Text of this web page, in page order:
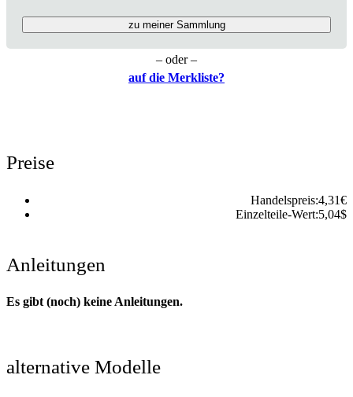
zu meiner Sammlung
– oder –
auf die Merkliste?
Preise
Handelspreis:4,31€
Einzelteile-Wert:5,04$
Anleitungen
Es gibt (noch) keine Anleitungen.
alternative Modelle